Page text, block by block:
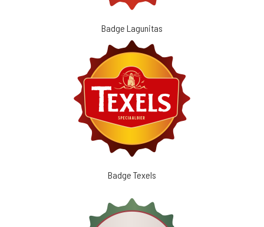
Badge Lagunitas
Badge Texels